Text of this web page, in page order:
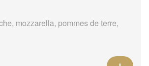
mozzarella, pommes de terre,